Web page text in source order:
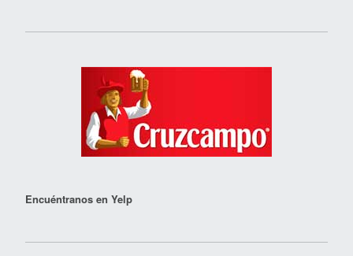
Encuéntranos en Yelp